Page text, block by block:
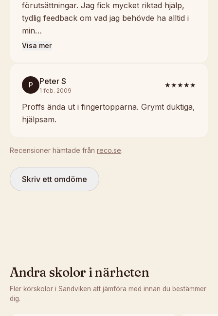
förutsättningar. Jag fick mycket riktad hjälp,
tydlig feedback om vad jag behövde ha alltid i
min…
Visa mer
P Peter S
1 feb. 2009
★★★★★
Proffs ända ut i fingertopparna. Grymt duktiga,
hjälpsam.
Recensioner hämtade från reco.se.
Skriv ett omdöme
Andra skolor i närheten
Fler körskolor i Sandviken att jämföra med innan du bestämmer
dig.